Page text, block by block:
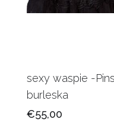
sexy waspie -
burleska
€55,00